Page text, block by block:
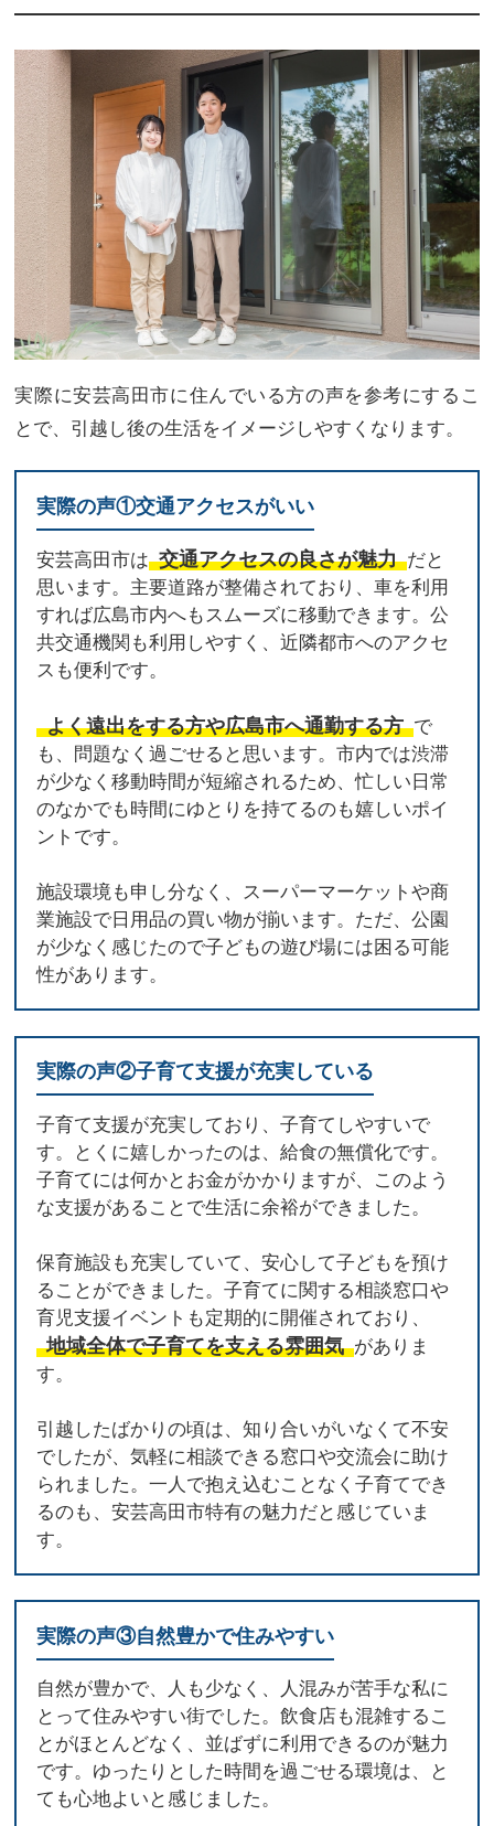
実際に安芸高田市に住んでいる方の声を参考にするこ
とで、引越し後の生活をイメージしやすくなります。
実際の声①交通アクセスがいい
安芸高田市は 交通アクセスの良さが魅力 だと
思います。主要道路が整備されており、車を利用
すれば広島市内へもスムーズに移動できます。公
共交通機関も利用しやすく、近隣都市へのアクセ
スも便利です。
よく遠出をする方や広島市へ通勤する方 で
も、問題なく過ごせると思います。市内では渋滞
が少なく移動時間が短縮されるため、忙しい日常
のなかでも時間にゆとりを持てるのも嬉しいポイ
ントです。
施設環境も申し分なく、スーパーマーケットや商
業施設で日用品の買い物が揃います。ただ、公園
が少なく感じたので子どもの遊び場には困る可能
性があります。
実際の声②子育て支援が充実している
子育て支援が充実しており、子育てしやすいで
す。とくに嬉しかったのは、給食の無償化です。
子育てには何かとお金がかかりますが、このよう
な支援があることで生活に余裕ができました。
保育施設も充実していて、安心して子どもを預け
ることができました。子育てに関する相談窓口や
育児支援イベントも定期的に開催されており、
地域全体で子育てを支える雰囲気 がありま
す。
引越したばかりの頃は、知り合いがいなくて不安
でしたが、気軽に相談できる窓口や交流会に助け
られました。一人で抱え込むことなく子育てでき
るのも、安芸高田市特有の魅力だと感じていま
す。
実際の声③自然豊かで住みやすい
自然が豊かで、人も少なく、人混みが苦手な私に
とって住みやすい街でした。飲食店も混雑するこ
とがほとんどなく、並ばずに利用できるのが魅力
です。ゆったりとした時間を過ごせる環境は、と
ても心地よいと感じました。